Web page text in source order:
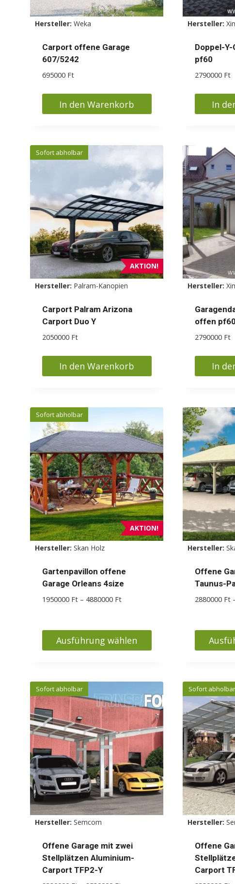
Hersteller: Weka
Carport offene Garage
607/5242
695000 Ft
In den Warenkorb
Hersteller:
Doppel-Y-
pf60
2790000 Ft
In
AKTION!
Sofort abholbar
Hersteller: Palram-Kanopien
Carport Palram Arizona
Carport Duo Y
2050000 Ft
In den Warenkorb
Hersteller:
offen pf60
2790000 Ft
In
AKTION!
Sofort abholbar
Hersteller: Skan Holz
Gartenpavillon offene
Garage Orleans 4size
1950000 Ft – 4880000 FtPreisspanne:
4880000 Ft
Ausführung wählen
weist
mehrere
Varianten
auf.
Die
Optionen
können
auf
der
Produktseite
gewählt
werden
Hersteller:
Offene
Taunus-
2880000 Ft
weist
mehrere
Varianten
auf.
Die
Optionen
können
auf
der
gewählt
werden
Sofort abholbar
Hersteller: Semcom
Offene Garage mit zwei
Stellplätzen Aluminium-
Carport TFP2-Y
Sofort abholbar
Hersteller:
Offene
Carport